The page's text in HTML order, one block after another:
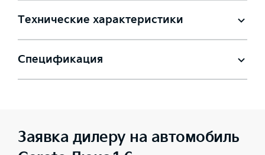
Технические характеристики
Спецификация
Заявка дилеру на автомобиль